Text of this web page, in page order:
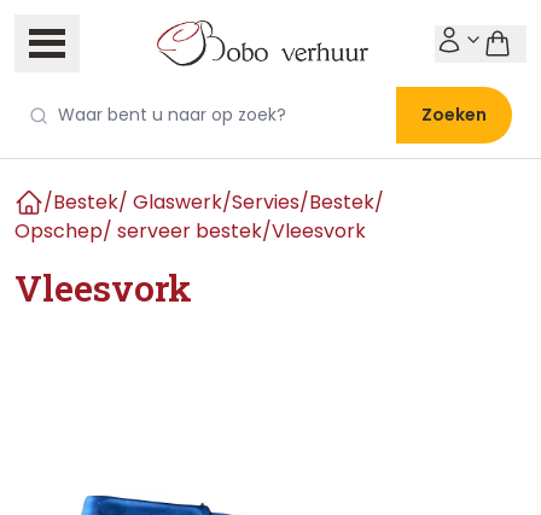
Zoeken
Home
/Bestek/ Glaswerk/Servies/Bestek/
Opschep/ serveer bestek/Vleesvork
Vleesvork